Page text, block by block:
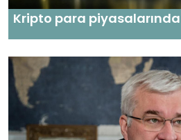
Kripto para